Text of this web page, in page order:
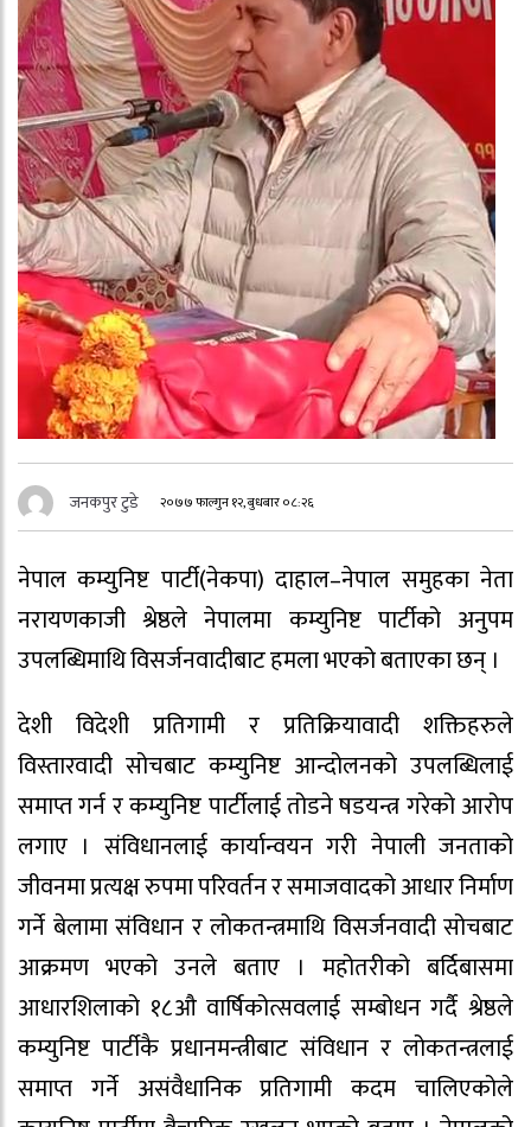
जनकपुर टुडे २०७७ फाल्गुन १२, बुधबार ०८:२६
नेपाल कम्युनिष्ट पार्टी(नेकपा) दाहाल–नेपाल समुहका नेता
नरायणकाजी श्रेष्ठले नेपालमा कम्युनिष्ट पार्टीको अनुपम
उपलब्धिमाथि विसर्जनवादीबाट हमला भएको बताएका छन् ।
देशी विदेशी प्रतिगामी र प्रतिक्रियावादी शक्तिहरुले
विस्तारवादी सोचबाट कम्युनिष्ट आन्दोलनको उपलब्धिलाई
समाप्त गर्न र कम्युनिष्ट पार्टीलाई तोडने षडयन्त्र गरेको आरोप
लगाए । संविधानलाई कार्यान्वयन गरी नेपाली जनताको
जीवनमा प्रत्यक्ष रुपमा परिवर्तन र समाजवादको आधार निर्माण
गर्ने बेलामा संविधान र लोकतन्त्रमाथि विसर्जनवादी सोचबाट
आक्रमण भएको उनले बताए । महोतरीको बर्दिबासमा
आधारशिलाको १८औ वार्षिकोत्सवलाई सम्बोधन गर्दै श्रेष्ठले
कम्युनिष्ट पार्टीकै प्रधानमन्त्रीबाट संविधान र लोकतन्त्रलाई
समाप्त गर्ने असंवैधानिक प्रतिगामी कदम चालिएकोले